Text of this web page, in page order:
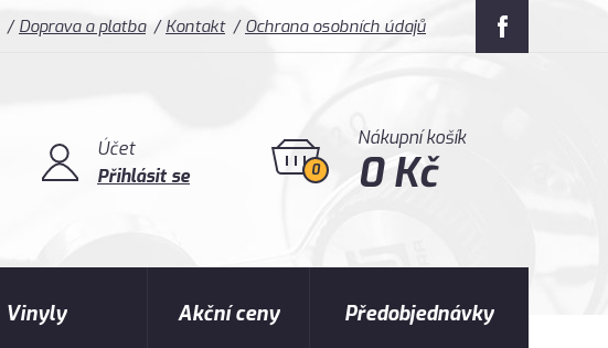
Doprava a platba Kontakt Ochrana osobních údajů
Účet
Přihlásit se
0
Nákupní košík
0 Kč
Vinyly Akční ceny Předobjednávky